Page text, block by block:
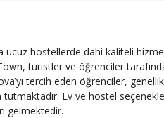
ucuz hostellerde dahi kaliteli
turistler ve öğrenciler
tercih eden öğrenciler,
Ev ve hostel
gelmektedir.